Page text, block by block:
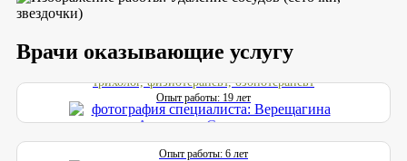
Врачи оказывающие услугу
Верещагина Анастасия Сергеевна
Главный врач, врач-дерматовенеролог, врач-косметолог,
трихолог, физиотерапевт, озонотерапевт
Опыт работы: 19 лет
Трофимова Дарья Александровна
Врач-дерматовенеролог, врач-косметолог, врач-трихолог
Опыт работы: 6 лет